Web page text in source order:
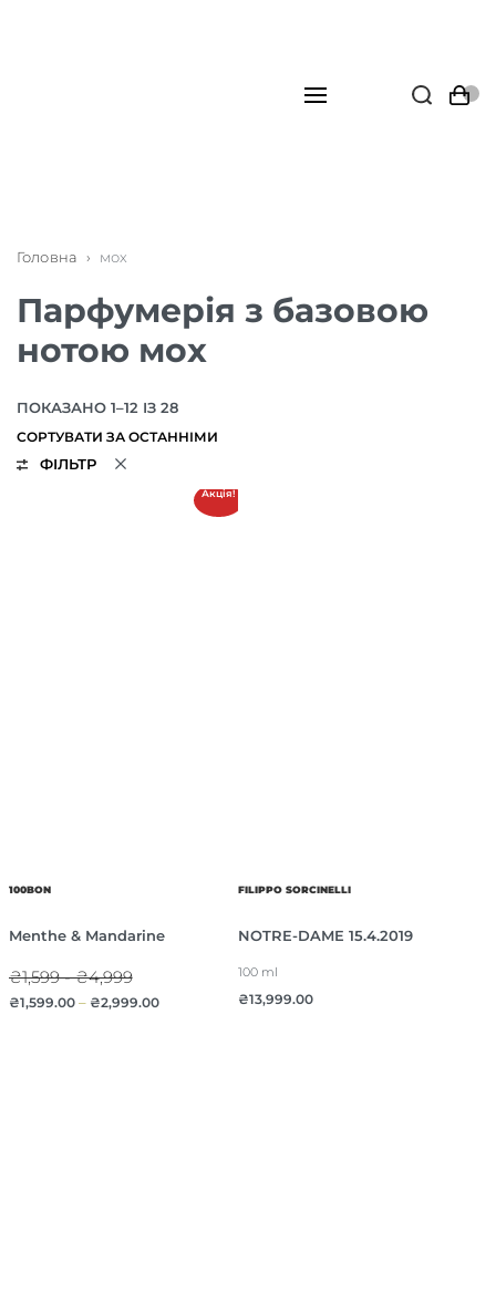
Головна › мох
Парфумерія з базовою
нотою мох
ПОКАЗАНО 1–12 ІЗ 28
ФІЛЬТР
Акція!
100BON
Menthe & Mandarine
₴1,599 - ₴4,999
₴1,599.00– ₴2,999.00
FILIPPO SORCINELLI
NOTRE-DAME 15.4.2019
100 ml
₴13,999.00